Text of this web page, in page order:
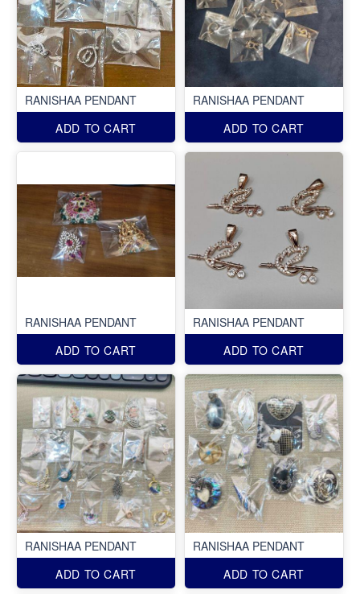
RANISHAA PENDANT
ADD TO CART
RANISHAA PENDANT
ADD TO CART
RANISHAA PENDANT
ADD TO CART
RANISHAA PENDANT
ADD TO CART
RANISHAA PENDANT
ADD TO CART
RANISHAA PENDANT
ADD TO CART